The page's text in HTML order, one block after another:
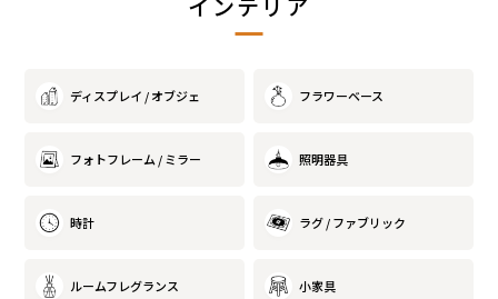
ディスプレイ / オブジェ フラワーベース
フォトフレーム / ミラー 照明器具
時計 ラグ / ファブリック
ルームフレグランス 小家具